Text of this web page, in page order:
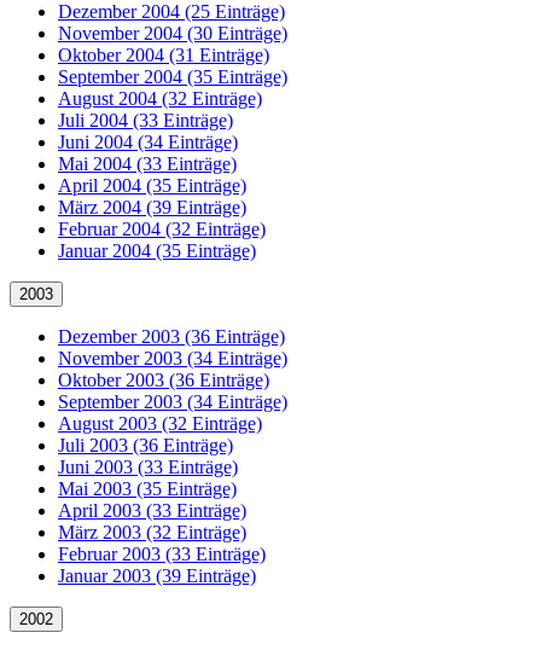
Dezember 2004 (25 Einträge)
November 2004 (30 Einträge)
Oktober 2004 (31 Einträge)
September 2004 (35 Einträge)
August 2004 (32 Einträge)
Juli 2004 (33 Einträge)
Juni 2004 (34 Einträge)
Mai 2004 (33 Einträge)
April 2004 (35 Einträge)
März 2004 (39 Einträge)
Februar 2004 (32 Einträge)
Januar 2004 (35 Einträge)
2003
Dezember 2003 (36 Einträge)
November 2003 (34 Einträge)
Oktober 2003 (36 Einträge)
September 2003 (34 Einträge)
August 2003 (32 Einträge)
Juli 2003 (36 Einträge)
Juni 2003 (33 Einträge)
Mai 2003 (35 Einträge)
April 2003 (33 Einträge)
März 2003 (32 Einträge)
Februar 2003 (33 Einträge)
Januar 2003 (39 Einträge)
2002